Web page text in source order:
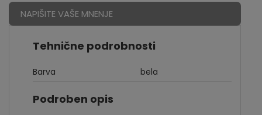
NAPIŠITE VAŠE MNENJE
Tehnične podrobnosti
Barva bela
Podroben opis